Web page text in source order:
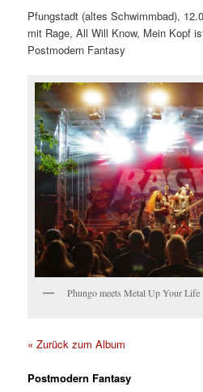
Pfungstadt (altes Schwimmbad),
mit Rage, All Will Know, Mein Kopf
Postmodern Fantasy
Phungo meets Metal Up Your Life
« Zurück zum Album
Postmodern Fantasy